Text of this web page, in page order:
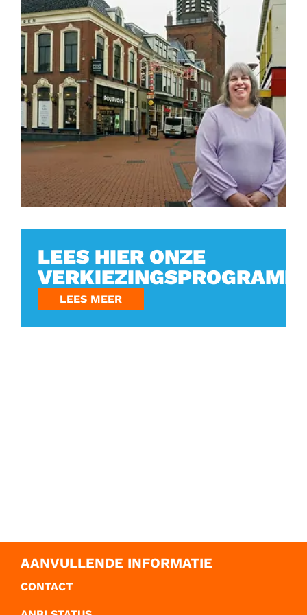
LEES HIER ONZE
LEES MEER
AANVULLENDE INFORMATIE
CONTACT